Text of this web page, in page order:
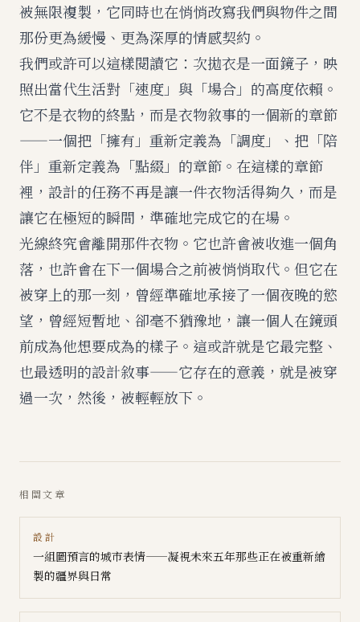
被無限複製，它同時也在悄悄改寫我們與物件之間
那份更為緩慢、更為深厚的情感契約。
我們或許可以這樣閱讀它：次拋衣是一面鏡子，映
照出當代生活對「速度」與「場合」的高度依賴。
它不是衣物的終點，而是衣物敘事的一個新的章節
——一個把「擁有」重新定義為「調度」、把「陪
伴」重新定義為「點綴」的章節。在這樣的章節
裡，設計的任務不再是讓一件衣物活得夠久，而是
讓它在極短的瞬間，準確地完成它的在場。
光線終究會離開那件衣物。它也許會被收進一個角
落，也許會在下一個場合之前被悄悄取代。但它在
被穿上的那一刻，曾經準確地承接了一個夜晚的慾
望，曾經短暫地、卻毫不猶豫地，讓一個人在鏡頭
前成為他想要成為的樣子。這或許就是它最完整、
也最透明的設計敘事——它存在的意義，就是被穿
過一次，然後，被輕輕放下。
相關文章
設計
一組圖預言的城市表情——凝視未來五年那些正在被重新繪
製的疆界與日常